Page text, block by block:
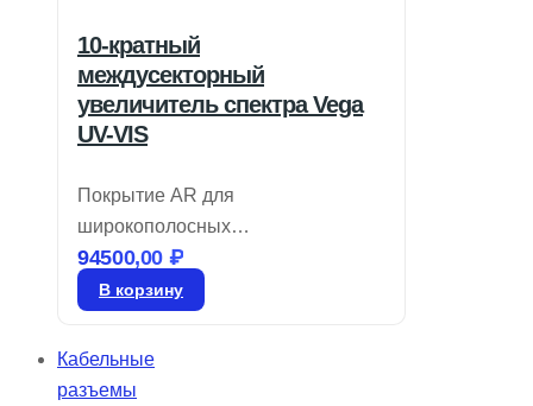
10-кратный
междусекторный
увеличитель спектра Vega
UV-VIS
Покрытие AR для
широкополосных
перестраиваемых лазерных
источников предлагает
до 20X с возможностью
94500,00 ₽
В корзину
Кабельные
разъемы